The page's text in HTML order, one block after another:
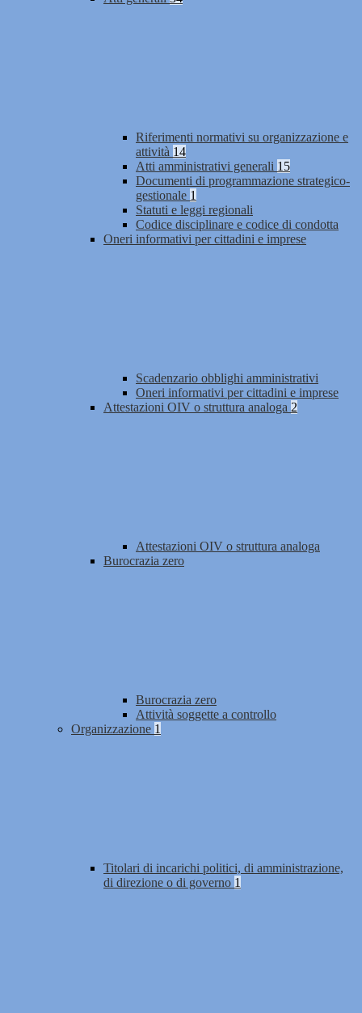
Riferimenti normativi su organizzazione e
attività 14
Atti amministrativi generali 15
Documenti di programmazione strategico-
gestionale 1
Statuti e leggi regionali
Codice disciplinare e codice di condotta
Oneri informativi per cittadini e imprese
Scadenzario obblighi amministrativi
Oneri informativi per cittadini e imprese
Attestazioni OIV o struttura analoga 2
Attestazioni OIV o struttura analoga
Burocrazia zero
Burocrazia zero
Attività soggette a controllo
Organizzazione 1
Titolari di incarichi politici, di amministrazione,
di direzione o di governo 1